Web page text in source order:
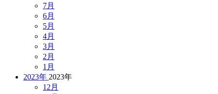
7月
6月
5月
4月
3月
2月
1月
2023年 2023年
12月